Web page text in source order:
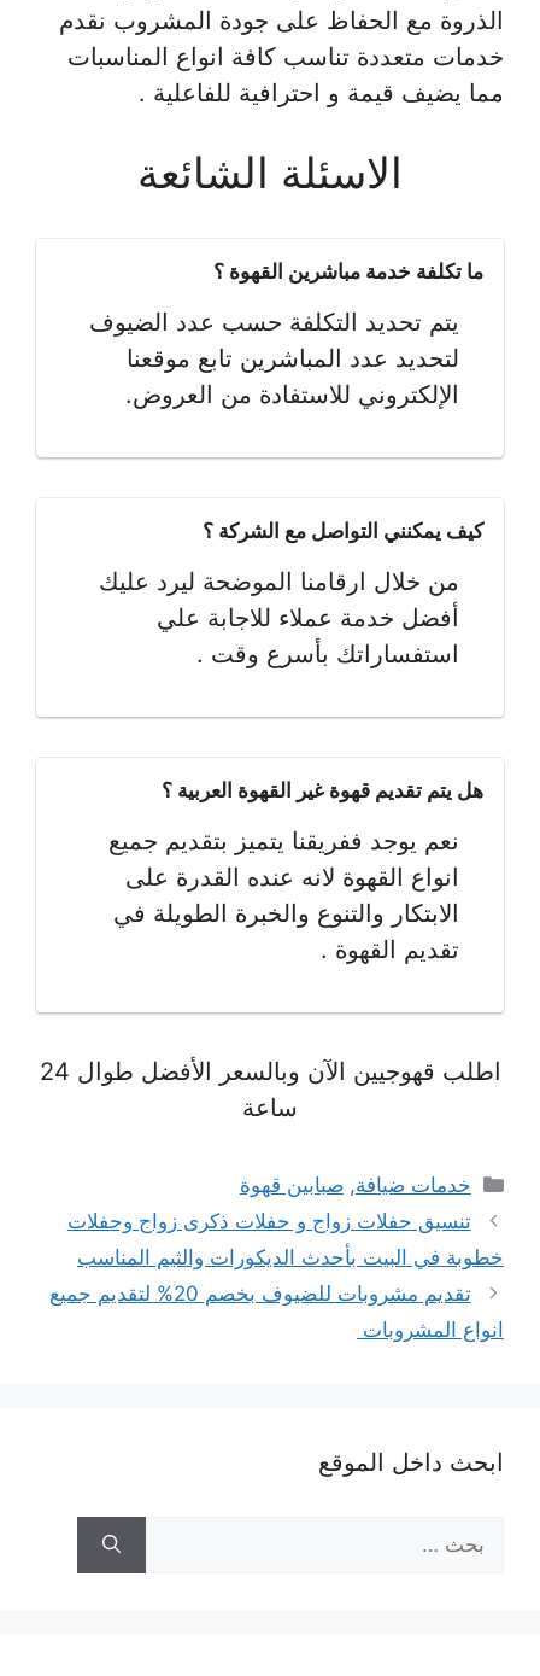
الذروة مع الحفاظ على جودة المشروب نقدم
خدمات متعددة تناسب كافة انواع المناسبات
مما يضيف قيمة و احترافية للفاعلية .
الاسئلة الشائعة
ما تكلفة خدمة مباشرين القهوة ؟
يتم تحديد التكلفة حسب عدد الضيوف
لتحديد عدد المباشرين تابع موقعنا
الإلكتروني للاستفادة من العروض.
كيف يمكنني التواصل مع الشركة ؟
من خلال ارقامنا الموضحة ليرد عليك
أفضل خدمة عملاء للاجابة علي
استفساراتك بأسرع وقت .
هل يتم تقديم قهوة غير القهوة العربية ؟
نعم يوجد ففريقنا يتميز بتقديم جميع
انواع القهوة لانه عنده القدرة على
الابتكار والتنوع والخبرة الطويلة في
تقديم القهوة .
اطلب قهوجيين الآن وبالسعر الأفضل طوال 24
ساعة
التصنيفات
خدمات ضيافة,صبابين قهوة
تنسيق حفلات زواج و حفلات ذكرى زواج وحفلات
خطوبة في البيت بأحدث الديكورات والثيم المناسب
تقديم مشروبات للضيوف بخصم 20% لتقديم جميع
انواع المشروبات
ابحث داخل الموقع
عن: